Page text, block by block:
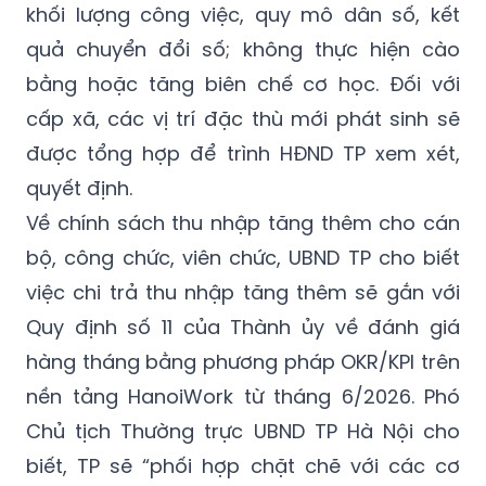
khối lượng công việc, quy mô dân số, kết
quả chuyển đổi số; không thực hiện cào
bằng hoặc tăng biên chế cơ học. Đối với
cấp xã, các vị trí đặc thù mới phát sinh sẽ
được tổng hợp để trình HĐND TP xem xét,
quyết định.
Về chính sách thu nhập tăng thêm cho cán
bộ, công chức, viên chức, UBND TP cho biết
việc chi trả thu nhập tăng thêm sẽ gắn với
Quy định số 11 của Thành ủy về đánh giá
hàng tháng bằng phương pháp OKR/KPI trên
nền tảng HanoiWork từ tháng 6/2026. Phó
Chủ tịch Thường trực UBND TP Hà Nội cho
biết, TP sẽ “phối hợp chặt chẽ với các cơ